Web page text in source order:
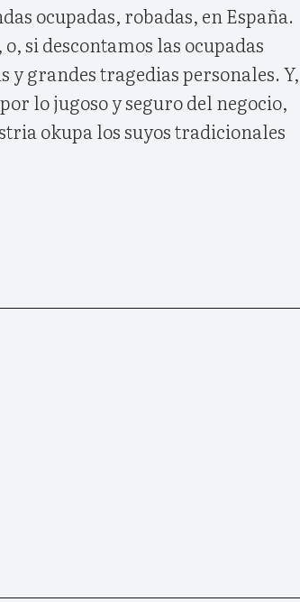
ocupadas, robadas, en España.
si descontamos las ocupadas
y grandes tragedias personales. Y,
lo jugoso y seguro del negocio,
okupa los suyos tradicionales